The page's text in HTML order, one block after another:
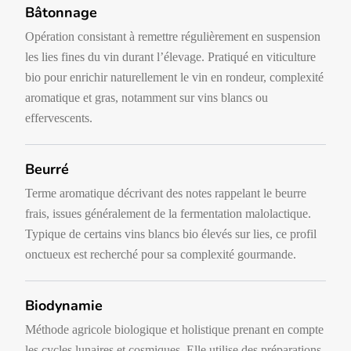
Bâtonnage
Opération consistant à remettre régulièrement en suspension
les lies fines du vin durant l’élevage. Pratiqué en viticulture
bio pour enrichir naturellement le vin en rondeur, complexité
aromatique et gras, notamment sur vins blancs ou
effervescents.
Beurré
Terme aromatique décrivant des notes rappelant le beurre
frais, issues généralement de la fermentation malolactique.
Typique de certains vins blancs bio élevés sur lies, ce profil
onctueux est recherché pour sa complexité gourmande.
Biodynamie
Méthode agricole biologique et holistique prenant en compte